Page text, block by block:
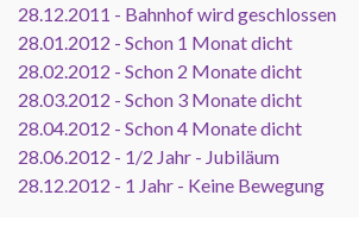
28.12.2011 - Bahnhof wird geschlossen
28.01.2012 - Schon 1 Monat dicht
28.02.2012 - Schon 2 Monate dicht
28.03.2012 - Schon 3 Monate dicht
28.04.2012 - Schon 4 Monate dicht
28.06.2012 - 1/2 Jahr - Jubiläum
28.12.2012 - 1 Jahr - Keine Bewegung